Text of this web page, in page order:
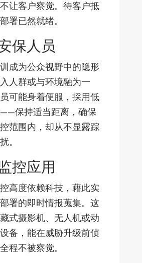
让客户察觉。待客户抵
署已然就绪。
保人员
成为公众视野中的隐形
人群或与环境融为一
可能身着便服，採用低
保持适当距离，确保
范围内，却从不显露踪
。
控应用
高度依赖科技，藉此实
署的即时情报蒐集。这
式摄影机、无人机或动
备，能在威胁升级前侦
程不被察觉。